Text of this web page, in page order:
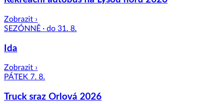
Zobrazit ›
SEZÓNNĚ · do 31. 8.
Ida
Zobrazit ›
PÁTEK 7. 8.
Truck sraz Orlová 2026